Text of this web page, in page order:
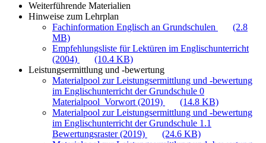
Weiterführende Materialien
Hinweise zum Lehrplan
Fachinformation Englisch an Grundschulen
(2.8
MB)
Empfehlungsliste für Lektüren im Englischunterricht
(2004)
(10.4 KB)
Leistungsermittlung und -bewertung
Materialpool zur Leistungsermittlung und -bewertung
im Englischunterricht der Grundschule 0
Materialpool_Vorwort (2019)
(14.8 KB)
Materialpool zur Leistungsermittlung und -bewertung
im Englischunterricht der Grundschule 1.1
Bewertungsraster (2019)
(24.6 KB)